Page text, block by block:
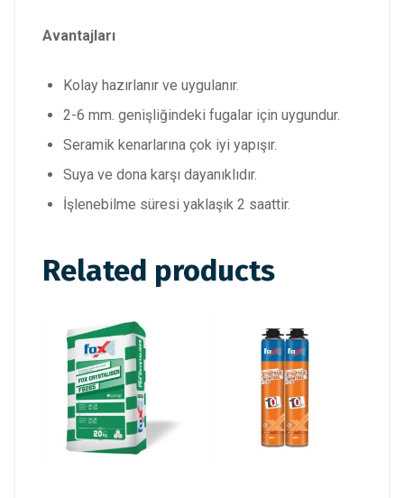
Avantajları
Kolay hazırlanır ve uygulanır.
2-6 mm. genişliğindeki fugalar için uygundur.
Seramik kenarlarına çok iyi yapışır.
Suya ve dona karşı dayanıklıdır.
İşlenebilme süresi yaklaşık 2 saattir.
Related products